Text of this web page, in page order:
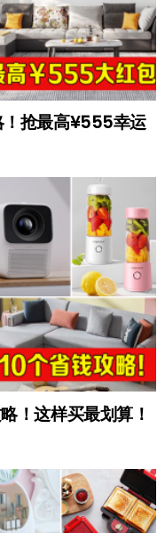
！抢最高¥555幸运
！这样买最划算！